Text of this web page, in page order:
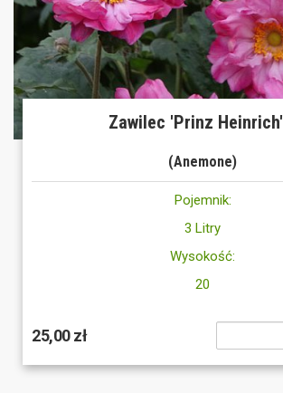
Zawilec 'Prinz Heinrich'
(Anemone)
Pojemnik:
3 Litry
Wysokość:
20
25,00 zł